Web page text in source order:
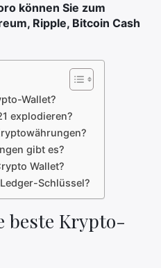
können Sie zum
Ripple, Bitcoin Cash
Wallet?
explodieren?
gibt es?
Wallet?
Schlüssel?
beste Krypto-